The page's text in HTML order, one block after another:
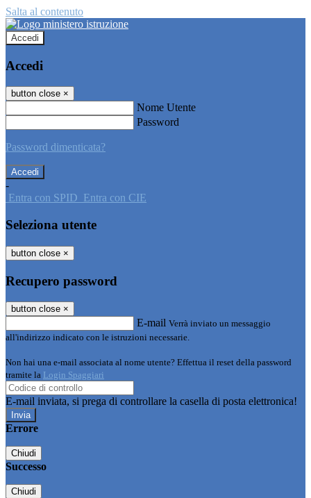
Salta al contenuto
Accedi
Accedi
button close ×
Nome Utente
Password
Password dimenticata?
-
Entra con SPID Entra con CIE
Seleziona utente
button close ×
Recupero password
button close ×
E-mail Verrà inviato un messaggio
all'indirizzo indicato con le istruzioni necessarie.
Non hai una e-mail associata al nome utente? Effettua il reset della password
tramite la Login Spaggiari
E-mail inviata, si prega di controllare la casella di posta elettronica!
Errore
Chiudi
Successo
Chiudi